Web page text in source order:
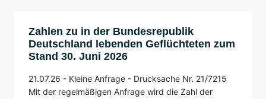
Zahlen zu in der Bundesrepublik
Deutschland lebenden Geflüchteten zum
Stand 30. Juni 2026
21.07.26 - Kleine Anfrage - Drucksache Nr. 21/7215
Mit der regelmäßigen Anfrage wird die Zahl der